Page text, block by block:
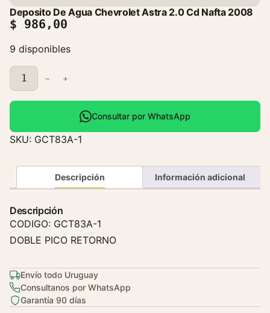
Deposito De Agua Chevrolet Astra 2.0 Cd Nafta 2008
$ 986,00
9 disponibles
D
e
p
s
i
D
A
g
u
C
h
e
− +
Consultar por WhatsApp
SKU: GCT83A-1
Descripción Información adicional
Descripción
CODIGO: GCT83A-1
DOBLE PICO RETORNO
Envío todo Uruguay
Consultanos por WhatsApp
Garantía 90 días